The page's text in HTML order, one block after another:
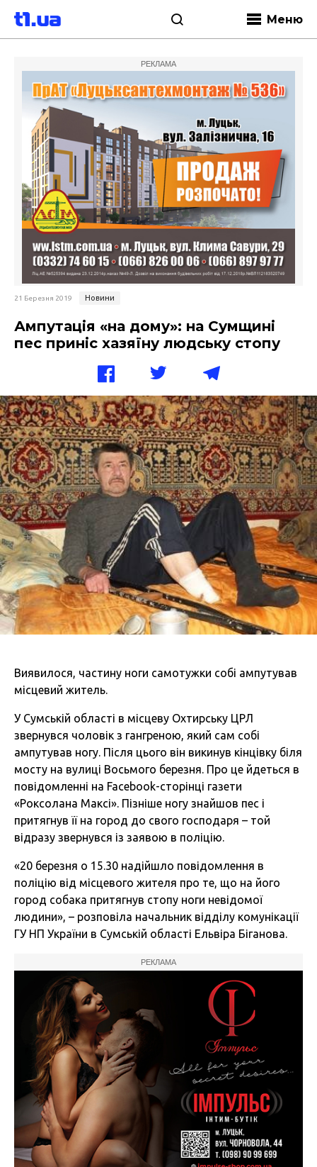
Меню
РЕКЛАМА
21 Березня 2019 Новини
Ампутація «на дому»: на Сумщині
пес приніс хазяїну людську стопу
Виявилося, частину ноги самотужки собі ампутував
місцевий житель.
У Сумській області в місцеву Охтирську ЦРЛ
звернувся чоловік з гангреною, який сам собі
ампутував ногу. Після цього він викинув кінцівку біля
мосту на вулиці Восьмого березня. Про це йдеться в
повідомленні на Facebook-сторінці газети
«Роксолана Максі». Пізніше ногу знайшов пес і
притягнув її на город до свого господаря – той
відразу звернувся із заявою в поліцію.
«20 березня о 15.30 надійшло повідомлення в
поліцію від місцевого жителя про те, що на його
город собака притягнув стопу ноги невідомої
людини», – розповіла начальник відділу комунікації
ГУ НП України в Сумській області Ельвіра Біганова.
РЕКЛАМА